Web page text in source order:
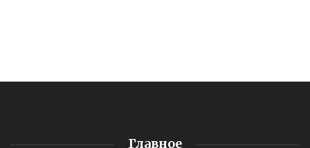
Главное